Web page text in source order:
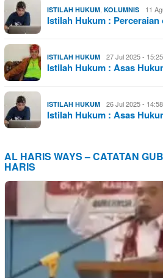
ISTILAH HUKUM KOLUMNIS 11
Istilah Hukum :
ISTILAH HUKUM 27 Jul 2025 -
Istilah Hukum : Asas
ISTILAH HUKUM 26 Jul 2025 -
Istilah Hukum : Asas
AL HARIS WAYS – CATATAN
HARIS